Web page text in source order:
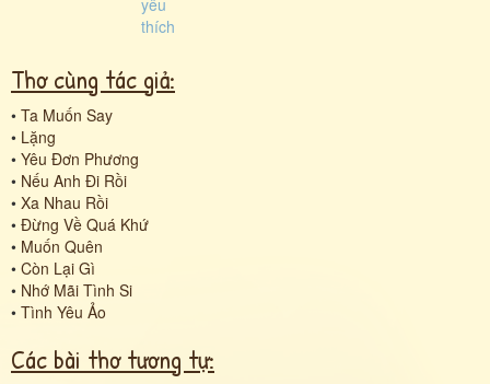
Thơ cùng tác giả:
• Ta Muốn Say
• Lặng
• Yêu Đơn Phương
• Nếu Anh Đi Rồi
• Xa Nhau Rồi
• Đừng Về Quá Khứ
• Muốn Quên
• Còn Lại Gì
• Nhớ Mãi Tình Si
• Tình Yêu Ảo
Các bài thơ tương tự: